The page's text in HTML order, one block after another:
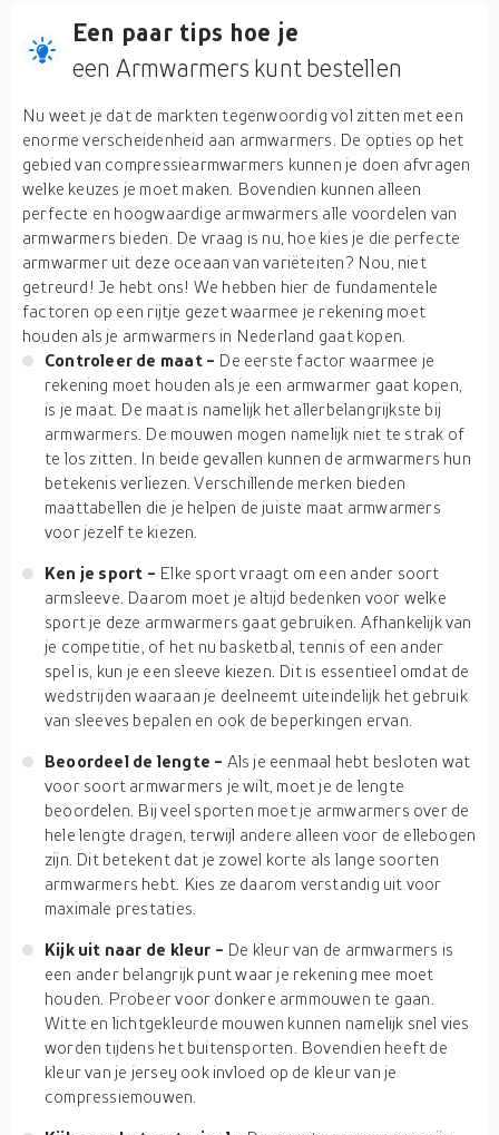
Een paar tips hoe je
een Armwarmers kunt bestellen
Nu weet je dat de markten tegenwoordig vol zitten met een
enorme verscheidenheid aan armwarmers. De opties op het
gebied van compressiearmwarmers kunnen je doen afvragen
welke keuzes je moet maken. Bovendien kunnen alleen
perfecte en hoogwaardige armwarmers alle voordelen van
armwarmers bieden. De vraag is nu, hoe kies je die perfecte
armwarmer uit deze oceaan van variëteiten? Nou, niet
getreurd! Je hebt ons! We hebben hier de fundamentele
factoren op een rijtje gezet waarmee je rekening moet
houden als je armwarmers in Nederland gaat kopen.
Controleer de maat - De eerste factor waarmee je
rekening moet houden als je een armwarmer gaat kopen,
is je maat. De maat is namelijk het allerbelangrijkste bij
armwarmers. De mouwen mogen namelijk niet te strak of
te los zitten. In beide gevallen kunnen de armwarmers hun
betekenis verliezen. Verschillende merken bieden
maattabellen die je helpen de juiste maat armwarmers
voor jezelf te kiezen.
Ken je sport - Elke sport vraagt om een ander soort
armsleeve. Daarom moet je altijd bedenken voor welke
sport je deze armwarmers gaat gebruiken. Afhankelijk van
je competitie, of het nu basketbal, tennis of een ander
spel is, kun je een sleeve kiezen. Dit is essentieel omdat de
wedstrijden waaraan je deelneemt uiteindelijk het gebruik
van sleeves bepalen en ook de beperkingen ervan.
Beoordeel de lengte - Als je eenmaal hebt besloten wat
voor soort armwarmers je wilt, moet je de lengte
beoordelen. Bij veel sporten moet je armwarmers over de
hele lengte dragen, terwijl andere alleen voor de ellebogen
zijn. Dit betekent dat je zowel korte als lange soorten
armwarmers hebt. Kies ze daarom verstandig uit voor
maximale prestaties.
Kijk uit naar de kleur - De kleur van de armwarmers is
een ander belangrijk punt waar je rekening mee moet
houden. Probeer voor donkere armmouwen te gaan.
Witte en lichtgekleurde mouwen kunnen namelijk snel vies
worden tijdens het buitensporten. Bovendien heeft de
kleur van je jersey ook invloed op de kleur van je
compressiemouwen.